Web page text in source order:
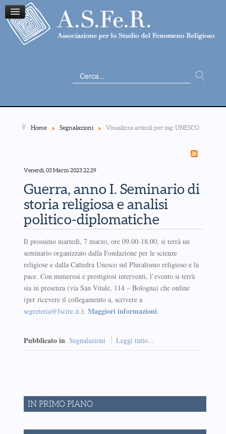
Cerca...
Home Segnalazioni Visualizza articoli per tag: UNESCO
Venerdì, 03 Marzo 2023 22:29
Guerra, anno I. Seminario di
storia religiosa e analisi
politico-diplomatiche
Il prossimo martedì, 7 marzo, ore 09.00-18.00, si terrà un
seminario organizzato dalla Fondazione per le scienze
religiose e dalla Cattedra Unesco sul Pluralismo religioso e la
pace. Con numerosi e prestigiosi interventi, l’evento si terrà
sia in presenza (via San Vitale, 114 – Bologna) che online
(per ricevere il collegamento a, scrivere a
segreteria@fscire.it.). Maggiori informazioni.
Pubblicato in Segnalazioni Leggi tutto...
IN PRIMO PIANO